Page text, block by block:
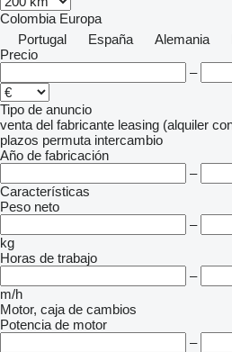
Colombia Europa
Portugal
España Alemania
Precio
–
Tipo de anuncio
venta del fabricante leasing (alquiler
plazos permuta intercambio
Año de fabricación
–
Características
Peso neto
–
kg
Horas de trabajo
–
m/h
Motor, caja de cambios
Potencia de motor
–